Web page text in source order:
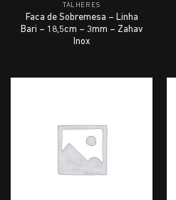
TALHERES
Faca de Sobremesa – Linha
Bari – 18,5cm – 3mm – Zahav
Inox